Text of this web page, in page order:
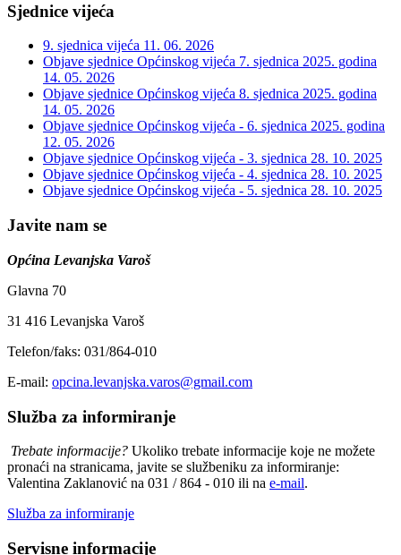
Sjednice vijeća
9. sjednica vijeća 11. 06. 2026
Objave sjednice Općinskog vijeća 7. sjednica 2025. godina
14. 05. 2026
Objave sjednice Općinskog vijeća 8. sjednica 2025. godina
14. 05. 2026
Objave sjednice Općinskog vijeća - 6. sjednica 2025. godina
12. 05. 2026
Objave sjednice Općinskog vijeća - 3. sjednica 28. 10. 2025
Objave sjednice Općinskog vijeća - 4. sjednica 28. 10. 2025
Objave sjednice Općinskog vijeća - 5. sjednica 28. 10. 2025
Javite nam se
Općina Levanjska Varoš
Glavna 70
31 416 Levanjska Varoš
Telefon/faks: 031/864-010
E-mail: opcina.levanjska.varos@gmail.com
Služba za informiranje
Trebate informacije? Ukoliko trebate informacije koje ne možete
pronaći na stranicama, javite se službeniku za informiranje:
Valentina Zaklanović na 031 / 864 - 010 ili na e-mail.
Služba za informiranje
Servisne informacije